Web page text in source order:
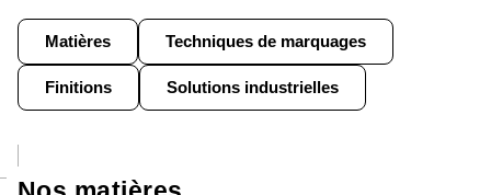
Matières Techniques de marquages
Finitions Solutions industrielles